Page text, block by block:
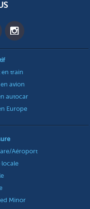
train
avion
autocar
Europe
Aéroport
Minor